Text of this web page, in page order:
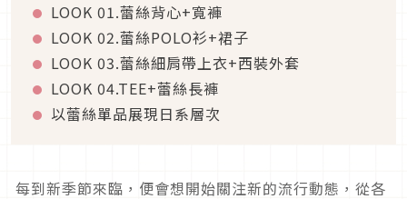
LOOK 01.蕾絲背心+寬褲
LOOK 02.蕾絲POLO衫+裙子
LOOK 03.蕾絲細肩帶上衣+西裝外套
LOOK 04.TEE+蕾絲長褲
以蕾絲單品展現日系層次
每到新季節來臨，便會想開始關注新的流行動態，從各